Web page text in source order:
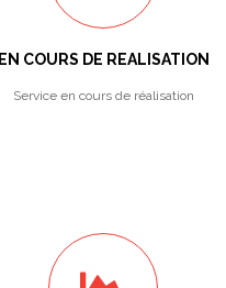
EN COURS DE REALISATION
Service en cours de réalisation